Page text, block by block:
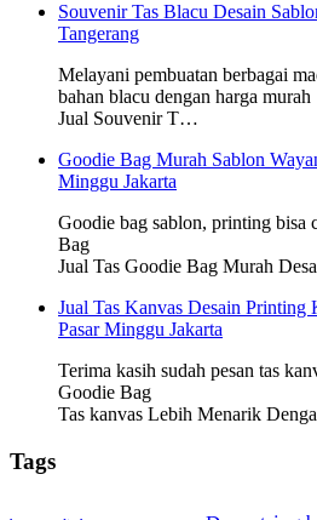
Souvenir Tas Blacu Desain
Tangerang
Melayani pembuatan berbagai
bahan blacu dengan harga murah
Jual Souvenir T…
Goodie Bag Murah Sablon
Minggu Jakarta
Goodie bag sablon, printing bisa
Bag
Jual Tas Goodie Bag Murah
Jual Tas Kanvas Desain Printing
Pasar Minggu Jakarta
Terima kasih sudah pesan tas
Goodie Bag
Tas kanvas Lebih Menarik
Tags